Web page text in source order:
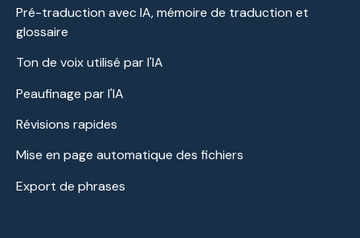
Pré-traduction avec IA, mémoire de traduction et
glossaire
Ton de voix utilisé par l'IA
Peaufinage par l'IA
Révisions rapides
Mise en page automatique des fichiers
Export de phrases